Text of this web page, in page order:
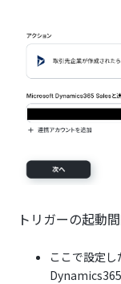
トリガーの起動
ここで設定